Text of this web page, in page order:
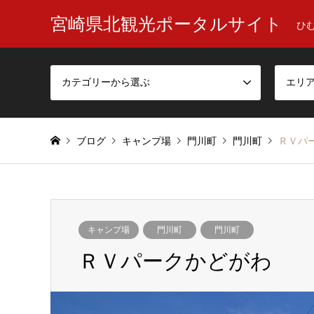
宮崎県北観光ポータルサイト ひ
カテゴリーから選ぶ エリ
ブログ キャンプ場 門川町 門川町 ＲＶパ
キャンプ場 門川町 門川町
ＲＶパークかどがわ